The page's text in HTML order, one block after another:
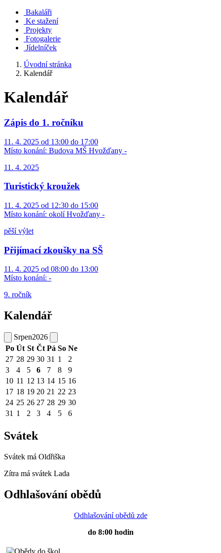
Bakaláři
Ke stažení
Projekty
Fotogalerie
Jídelníček
Úvodní stránka
Kalendář
Kalendář
Zápis do 1. ročníku
11. 4. 2025 od 13:00 do 17:00
Místo konání: Budova MŠ Hvožďany -
11. 4. 2025
Turistický kroužek
11. 4. 2025 od 12:30 do 15:00
Místo konání: okolí Hvožďany -
pěší výlet
Přijímací zkoušky na SŠ
11. 4. 2025 od 08:00 do 13:00
Místo konání: -
9. ročník
Kalendář
Srpen2026
Po Út St Čt Pá So Ne
27 28 29 30 31 1
2
3
4 5 6 7 8
9
10 11 12 13 14 15 16
17 18 19 20 21 22 23
24 25 26 27 28 29 30
31 1 2 3 4 5 6
Svátek
Svátek má Oldřiška
Zítra má svátek Lada
Odhlašování obědů
Odhlašování obědů zde
do 8:00 hodin